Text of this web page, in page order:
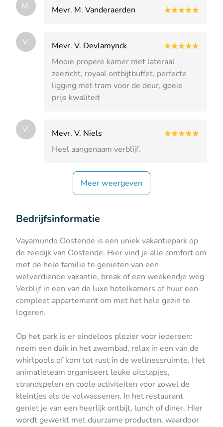
M. Mevr. M. Vanderaerden
V.
Mevr. V. Devlamynck
Mooie propere kamer met lateraal
zeezicht, royaal ontbijtbuffet, perfecte
ligging met tram voor de deur, goeie
prijs kwaliteit
V.
Mevr. V. Niels
Heel aangenaam verblijf.
Meer weergeven
Bedrijfsinformatie
Vayamundo Oostende is een uniek vakantiepark op
de zeedijk van Oostende. Hier vind je alle comfort om
met de hele familie te genieten van een
welverdiende vakantie, break of een weekendje weg.
Verblijf in een van de luxe hotelkamers of huur een
compleet appartement om met het hele gezin te
logeren.
Op het park is er eindeloos plezier voor iedereen:
neem een duik in het zwembad, relax in een van de
whirlpools of kom tot rust in de wellnessruimte. Het
animatieteam organiseert leuke uitstapjes,
strandspelen en coole activiteiten voor zowel de
kleintjes als de volwassenen. In het restaurant
geniet je van een heerlijk ontbijt, lunch of diner. Hier
wordt gewerkt met duurzame producten, waardoor